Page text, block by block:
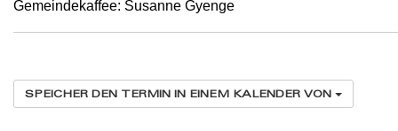
Gemeindekaffee: Susanne Gyenge
SPEICHER DEN TERMIN IN EINEM KALENDER VON